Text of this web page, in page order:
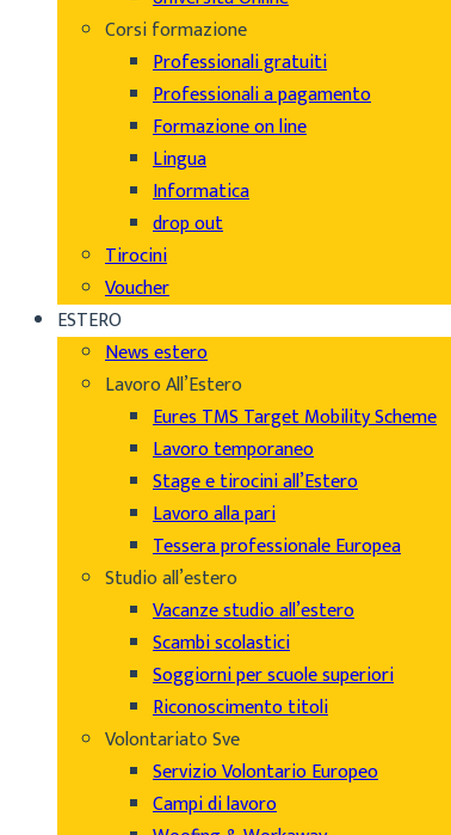
Corsi formazione
Professionali gratuiti
Professionali a pagamento
Formazione on line
Lingua
Informatica
drop out
Tirocini
Voucher
ESTERO
News estero
Lavoro All’Estero
Eures TMS Target Mobility Scheme
Lavoro temporaneo
Stage e tirocini all’Estero
Lavoro alla pari
Tessera professionale Europea
Studio all’estero
Vacanze studio all’estero
Scambi scolastici
Soggiorni per scuole superiori
Riconoscimento titoli
Volontariato Sve
Servizio Volontario Europeo
Campi di lavoro